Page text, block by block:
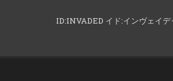
ID:INVADED イド:インヴェイ